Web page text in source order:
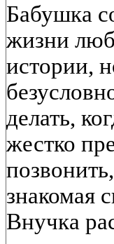
Бабушка
жизни
истории,
делать,
жестко
знакомая
Внучка